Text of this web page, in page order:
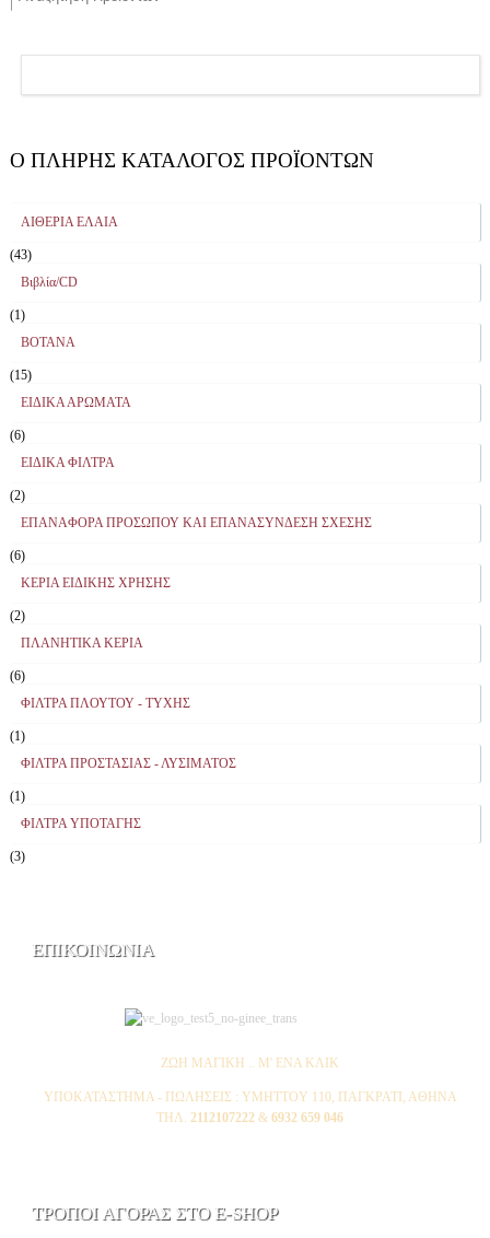
Ο ΠΛΉΡΗΣ ΚΑΤΆΛΟΓΟΣ ΠΡΟΪΌΝΤΩΝ
ΑΙΘΕΡΙΑ ΕΛΑΙΑ
(43)
Βιβλία/CD
(1)
ΒΟΤΑΝΑ
(15)
ΕΙΔΙΚΑ ΑΡΩΜΑΤΑ
(6)
ΕΙΔΙΚΑ ΦΙΛΤΡΑ
(2)
ΕΠΑΝΑΦΟΡΑ ΠΡΟΣΩΠΟΥ ΚΑΙ ΕΠΑΝΑΣΥΝΔΕΣΗ ΣΧΕΣΗΣ
(6)
ΚΕΡΙΑ ΕΙΔΙΚΗΣ ΧΡΗΣΗΣ
(2)
ΠΛΑΝΗΤΙΚΑ ΚΕΡΙΑ
(6)
ΦΙΛΤΡΑ ΠΛΟΥΤΟΥ - ΤΥΧΗΣ
(1)
ΦΙΛΤΡΑ ΠΡΟΣΤΑΣΙΑΣ - ΛΥΣΙΜΑΤΟΣ
(1)
ΦΙΛΤΡΑ ΥΠΟΤΑΓΗΣ
(3)
ΕΠΙΚΟΙΝΩΝΙΑ
ΖΩΗ ΜΑΓΙΚΗ .. Μ' ΕΝΑ ΚΛΙΚ
ΥΠΟΚΑΤΑΣΤΗΜΑ - ΠΩΛΗΣΕΙΣ : YMHTTOY 110, ΠΑΓΚΡΑΤΙ, ΑΘΗΝΑ
ΤΗΛ.2112107222 &6932 659 046
ΤΡΟΠΟΙ ΑΓΟΡΑΣ ΣΤΟ E-SHOP